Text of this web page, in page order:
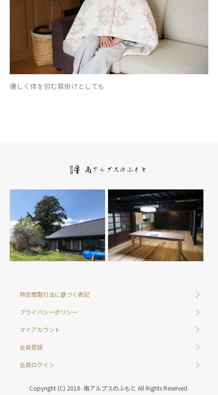
優しく体を包む肩掛けとしても
特定商取引法に基づく表記
プライバシーポリシー
マイアカウント
会員登録
会員ログイン
Copyright (C) 2018- 南アルプスのふもと All Rights Reserved.